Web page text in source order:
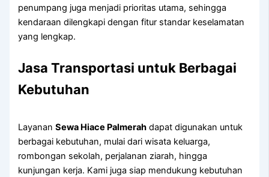
penumpang juga menjadi prioritas utama, sehingga
kendaraan dilengkapi dengan fitur standar keselamatan
yang lengkap.
Jasa Transportasi untuk Berbagai
Kebutuhan
LayananSewa Hiace Palmerah dapat digunakan untuk
berbagai kebutuhan, mulai dari wisata keluarga,
rombongan sekolah, perjalanan ziarah, hingga
kunjungan kerja. Kami juga siap mendukung kebutuhan